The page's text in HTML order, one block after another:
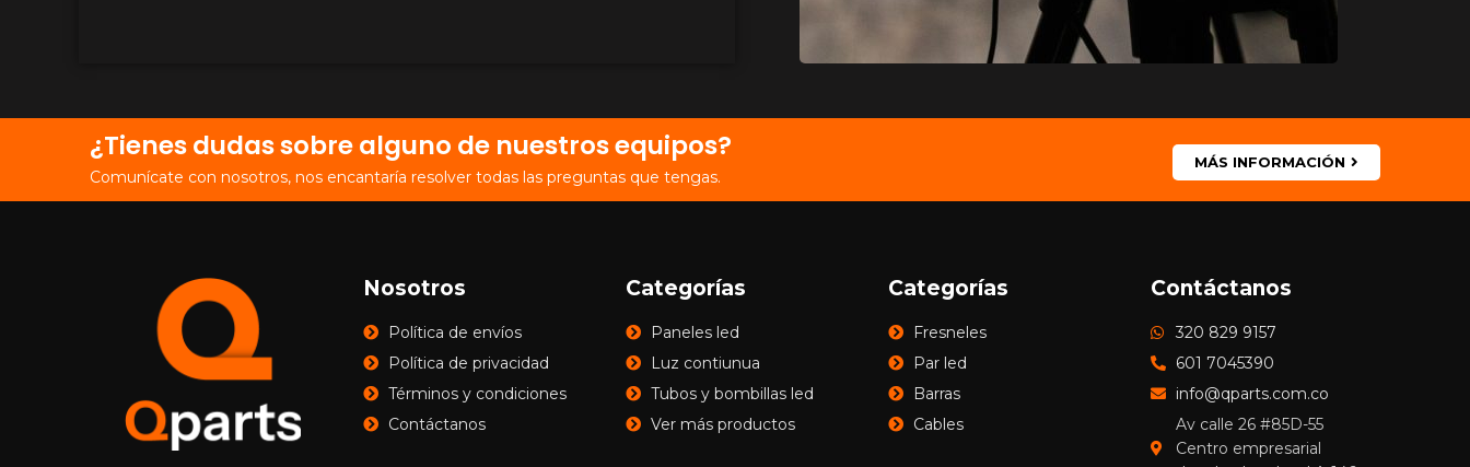
¿Tienes dudas sobre alguno de nuestros equipos?
Comunícate con nosotros, nos encantaría resolver todas las preguntas que tengas.
MÁS INFORMACIÓN
Nosotros
Política de envíos
Política de privacidad
Términos y condiciones
Contáctanos
Categorías
Paneles led
Luz contiunua
Tubos y bombillas led
Ver más productos
Categorías
Fresneles
Par led
Barras
Cables
Contáctanos
320 829 9157
601 7045390
info@qparts.com.co
Av calle 26 #85D-55
Centro empresarial